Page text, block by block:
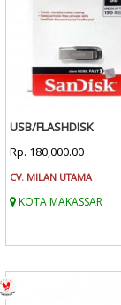
USB/FLASHDISK
Rp. 180,000.00
CV. MILAN UTAMA
KOTA MAKASSAR